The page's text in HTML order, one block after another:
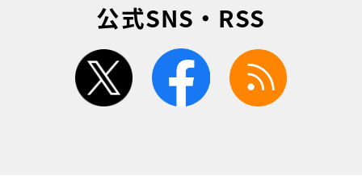
公式SNS・RSS
twitter facebook